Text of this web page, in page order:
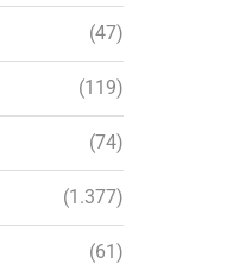
(47)
(119)
(74)
(1.377)
(61)